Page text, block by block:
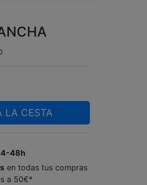
LA CESTA
48h
en todas tus compras
a 50€*